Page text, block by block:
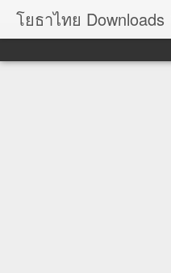
โยธาไทย Downloads